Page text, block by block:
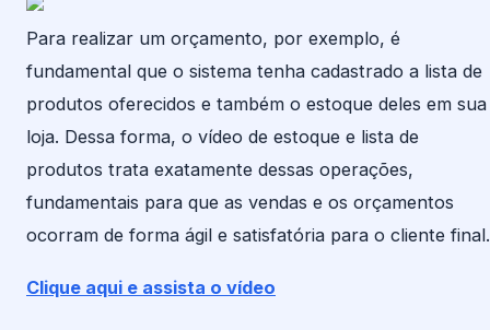
Para realizar um orçamento, por exemplo, é
fundamental que o sistema tenha cadastrado a lista de
produtos oferecidos e também o estoque deles em sua
loja. Dessa forma, o vídeo de estoque e lista de
produtos trata exatamente dessas operações,
fundamentais para que as vendas e os orçamentos
ocorram de forma ágil e satisfatória para o cliente final.
Clique aqui e assista o vídeo